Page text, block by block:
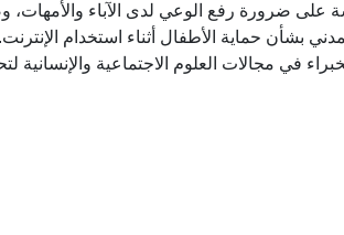
على ضرورة رفع الوعي لدى الآباء والأمهات،
بشأن حماية الأطفال أثناء استخدام
في مجالات العلوم الاجتماعية والإنسانية